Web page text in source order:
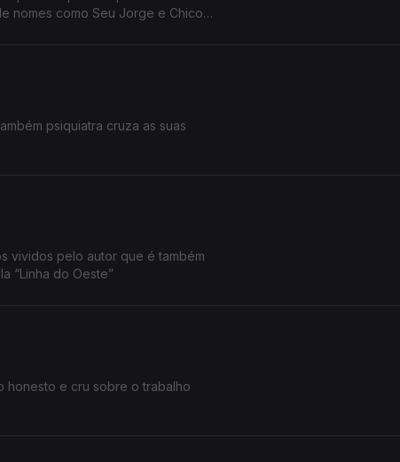
nomes como Seu Jorge e Chico
psiquiatra cruza as suas
vividos pelo autor que é também
“Linha do Oeste”
honesto e cru sobre o trabalho